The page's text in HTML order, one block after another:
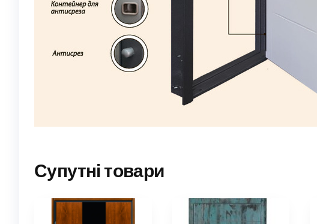
Супутні товари